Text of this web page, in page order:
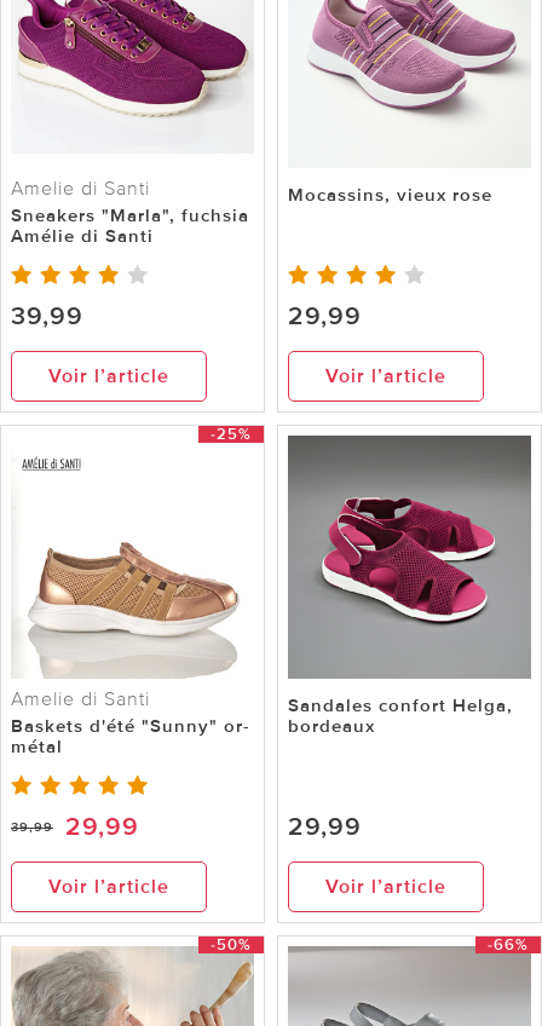
Amelie di Santi
Sneakers "Marla", fuchsia
Amélie di Santi
39,99
Voir l’article
Mocassins, vieux rose
29,99
Voir l’article
-25%
Amelie di Santi
Baskets d'été "Sunny" or-
métal
39,99 29,99
Voir l’article
Sandales confort Helga,
bordeaux
29,99
Voir l’article
-50% -66%